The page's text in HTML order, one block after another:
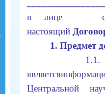
в лице с
настоящий
1. Предмет
1.1.
является
Центральной